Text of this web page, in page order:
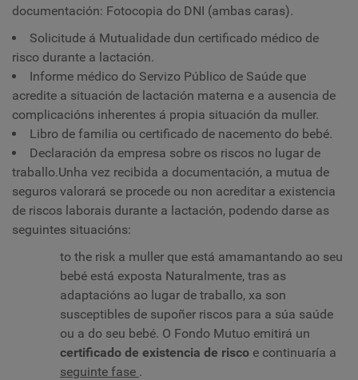
documentación: Fotocopia do DNI (ambas caras).
Solicitude á Mutualidade dun certificado médico de
risco durante a lactación.
Informe médico do Servizo Público de Saúde que
acredite a situación de lactación materna e a ausencia de
complicacións inherentes á propia situación da muller.
Libro de familia ou certificado de nacemento do bebé.
Declaración da empresa sobre os riscos no lugar de
traballo.Unha vez recibida a documentación, a mutua de
seguros valorará se procede ou non acreditar a existencia
de riscos laborais durante a lactación, podendo darse as
seguintes situacións:
to the risk a muller que está amamantando ao seu
bebé está exposta Naturalmente, tras as
adaptacións ao lugar de traballo, xa son
susceptibles de supoñer riscos para a súa saúde
ou a do seu bebé. O Fondo Mutuo emitirá un
certificado de existencia de risco e continuaría a
seguinte fase .